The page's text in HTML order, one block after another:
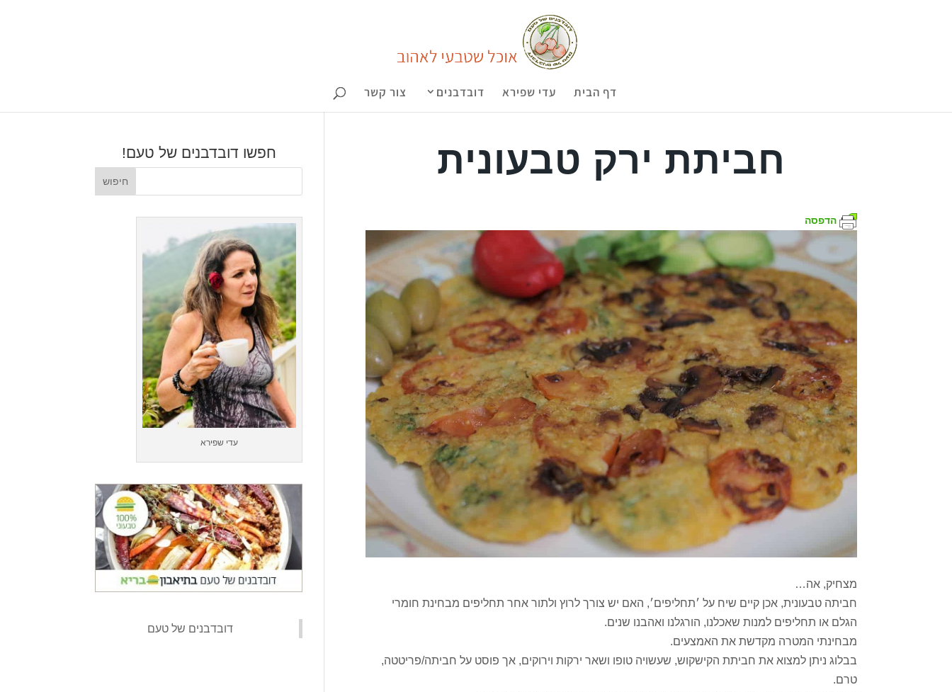
דף הבית עדי שפירא דובדבנים צור קשר
חביתת ירק טבעונית
הדפסה
מצחיק, אה…
חביתה טבעונית, אכן קיים שיח על ׳תחליפים׳, האם יש צורך לרוץ ולתור אחר תחליפים מבחינת חומרי
הגלם או תחליפים למנות שאכלנו, הורגלנו ואהבנו שנים.
מבחינתי המטרה מקדשת את האמצעים.
בבלוג ניתן למצוא את חביתת הקישקוש, שעשויה טופו ושאר ירקות וירוקים, אך פוסט על חביתה/פריטטה,
טרם.
חפשו דובדבנים של טעם!
עדי שפירא
‏דובדבנים של טעם‏